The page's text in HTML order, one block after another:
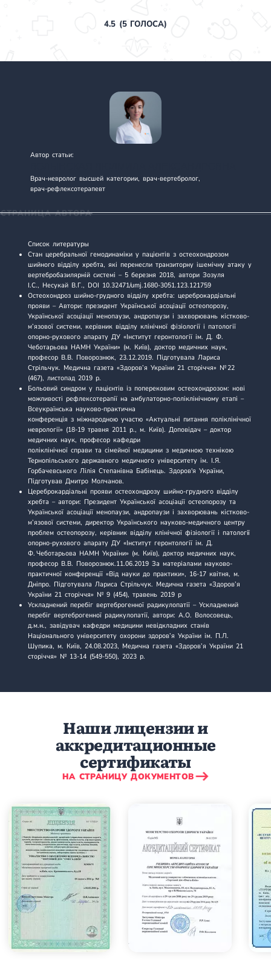
4.5(5ГОЛОСА)
Автор статьи:
Врач-невролог высшей категории, врач-вертебролог,
врач - рефлексотерапевт
СТРАНИЦА АВТОРА
Список литературы
Стан церебральної гемодинаміки у пацієнтів з остеохондрозом
шийного відділу хребта, які перенесли транзиторну ішемічну атаку у
вертебробазилярній системі – 5 березня 2018, автори Зозуля
І.С., Несукай В.Г., DOI 10.32471/umj.1680-3051.123.121759
Остеохондроз шийно-грудного відділу хребта: цереброкардіальні
прояви– Автори: президент Української асоціації остеопорозу,
Української асоціації менопаузи, андропаузи і захворювань кістково-
м’язової системи, керівник відділу клінічної фізіології і патології
опорно-рухового апарату ДУ «Інститут геронтології ім. Д. Ф.
Чеботарьова НАМН України» (м. Київ), доктор медичних наук,
професор В.В. Поворознюк, 23.12.2019. Підготувала Лариса
Стрільчук. Медична газета «Здоров’я України 21 сторіччя» № 22
(467), листопад 2019 р.
Больовий синдром у пацієнтів із поперековим остеохондрозом: нові
можливості рефлексотерапії на амбулаторно-поліклінічному етапі –
Всеукраїнська науково-практична
конференція з міжнародною участю «Актуальні питання поліклінічної
неврології» (18-19 травня 2011 р., м. Київ). Доповідач – доктор
медичних наук, професор кафедри
поліклінічної справи та сімейної медицини з медичною технікою
Тернопільського державного медичного університету ім. І.Я.
Горбачевського Лілія Степанівна Бабінець. Здоров'я України,
Підготував Дмитро Молчанов.
Цереброкардіальні прояви остеохондрозу шийно-грудного відділу
хребта – автори: Президент Української асоціації остеопорозу та
Української асоціації менопаузи, андропаузи і захворювань кістково-
м’язової системи, директор Українського науково-медичного центру
проблем остеопорозу, керівник відділу клінічної фізіології і патології
опорно-рухового апарату ДУ «Інститут геронтології ім. Д.
Ф. Чеботарьова НАМН України» (м. Київ), доктор медичних наук,
професор В.В. Поворознюк.11.06.2019 За матеріалами науково-
практичної конференції «Від науки до практики», 16-17 квітня, м.
Дніпро. Підготувала Лариса Стрільчук. Медична газета «Здоров’я
України 21 сторіччя» № 9 (454), травень 2019 р
Ускладнений перебіг вертеброгенної радикулопатії– Ускладнений
перебіг вертеброгенної радикулопатії, автори: А.О. Волосовець,
д.м.н., завідувач кафедри медицини невідкладних станів
Національного університету охорони здоров’я України ім. П.Л.
Шупика, м. Київ, 24.08.2023, Медична газета «Здоров’я України 21
сторіччя» № 13-14 (549-550), 2023 р.
Наши лицензии и
аккредитационные
сертификаты
НА СТРАНИЦУ ДОКУМЕНТОВ